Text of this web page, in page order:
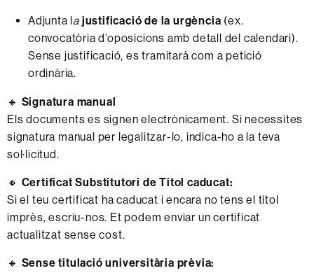
Adjunta la justificació de la urgència (ex.
convocatòria d’oposicions amb detall del calendari).
Sense justificació, es tramitarà com a petició
ordinària.
🔸 Signatura manual
Els documents es signen electrònicament. Si necessites
signatura manual per legalitzar-lo, indica-ho a la teva
sol·licitud.
🔸 Certificat Substitutori de Titol caducat:
Si el teu certificat ha caducat i encara no tens el títol
imprès, escriu-nos. Et podem enviar un certificat
actualitzat sense cost.
🔸 Sense titulació universitària prèvia: